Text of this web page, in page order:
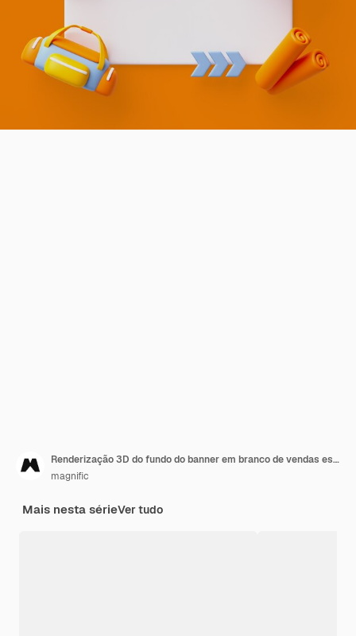
Renderização 3D do fundo do banner em branco de vendas esportivas
magnific
Mais nesta sérieVer tudo